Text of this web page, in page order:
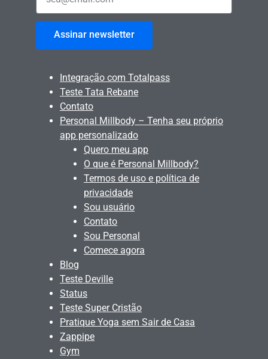
Assinar newsletter
Integração com Totalpass
Teste Tata Rebane
Contato
Personal Millbody – Tenha seu próprio
app personalizado
Quero meu app
O que é Personal Millbody?
Termos de uso e política de
privacidade
Sou usuário
Contato
Sou Personal
Comece agora
Blog
Teste Deville
Status
Teste Super Cristão
Pratique Yoga sem Sair de Casa
Zappipe
Gym